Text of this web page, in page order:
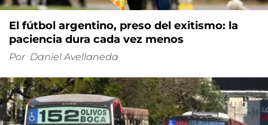
El fútbol argentino, preso del exitismo: la
paciencia dura cada vez menos
Por Daniel Avellaneda